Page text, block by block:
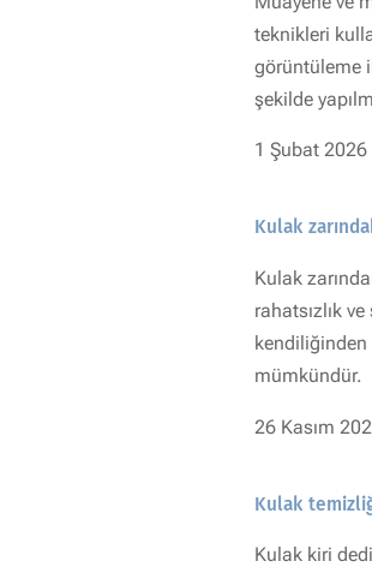
teknikleri
görüntüleme
şekilde
1 Şubat 2026
Kulak
Kulak
rahatsızlık
kendiliğinden
mümkündür.
26 Kasım
Kulak
Kulak kiri